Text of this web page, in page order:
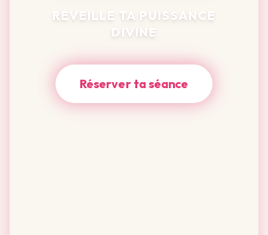
RÉVEILLE TA PUISSANCE
DIVINE
Réserver ta séance